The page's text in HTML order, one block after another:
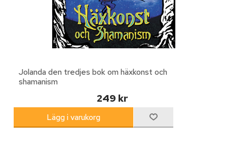
Jolanda den tredjes bok om häxkonst och
shamanism
249 kr